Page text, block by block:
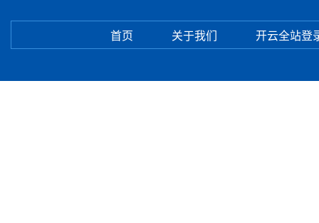
首页 关于我们 开云全站登